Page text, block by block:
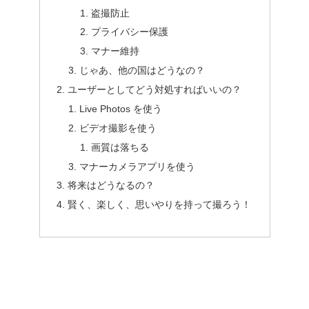
盗撮防止
プライバシー保護
マナー維持
じゃあ、他の国はどうなの？
ユーザーとしてどう対処すればいいの？
Live Photos を使う
ビデオ撮影を使う
画質は落ちる
マナーカメラアプリを使う
将来はどうなるの？
賢く、楽しく、思いやりを持って撮ろう！